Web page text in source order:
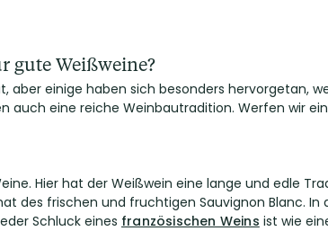
gute Weißweine?
aber einige haben sich besonders hervorgetan,
auch eine reiche Weinbautradition. Werfen wir
Hier hat der Weißwein eine lange und edle
des frischen und fruchtigen Sauvignon Blanc. In
Schluck eines französischen Weins ist wie